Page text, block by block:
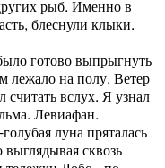
рыб. Именно в
блеснули клыки.
готово выпрыгнуть
лежало на полу. Ветер
считать вслух. Я узнал
Левиафан.
луна пряталась
сквозь